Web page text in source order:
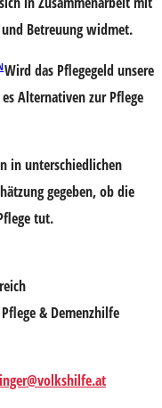
Betreuung widmet.
das Pflegegeld unsere
Alternativen zur Pflege
in unterschiedlichen
gegeben, ob die
tut.
& Demenzhilfe